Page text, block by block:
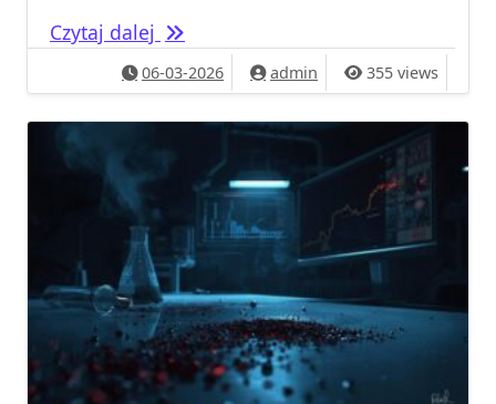
Czytaj dalej Nagrywanie partnera bez zgody –
06-03-2026 admin 355 views